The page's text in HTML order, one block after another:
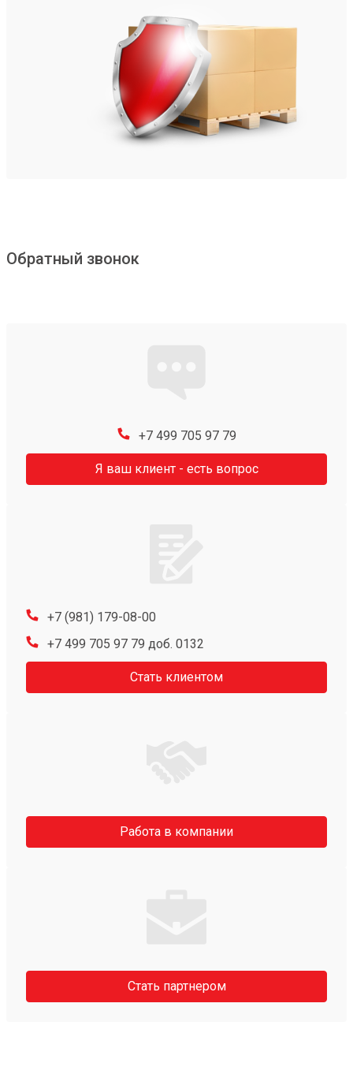
Обратный звонок
+7 499 705 97 79
Я ваш клиент - есть вопрос
+7 (981) 179-08-00
+7 499 705 97 79 доб. 0132
Стать клиентом
Работа в компании
Стать партнером